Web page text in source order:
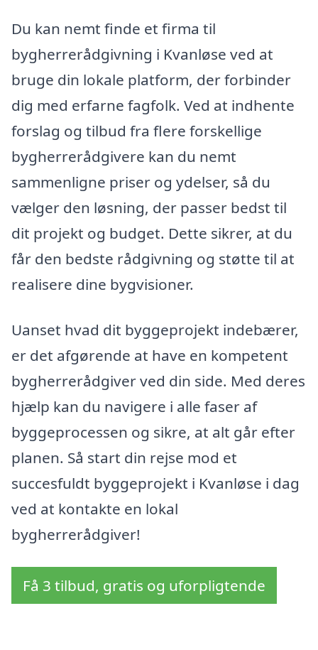
Du kan nemt finde et firma til
bygherrerådgivning i Kvanløse ved at
bruge din lokale platform, der forbinder
dig med erfarne fagfolk. Ved at indhente
forslag og tilbud fra flere forskellige
bygherrerådgivere kan du nemt
sammenligne priser og ydelser, så du
vælger den løsning, der passer bedst til
dit projekt og budget. Dette sikrer, at du
får den bedste rådgivning og støtte til at
realisere dine bygvisioner.
Uanset hvad dit byggeprojekt indebærer,
er det afgørende at have en kompetent
bygherrerådgiver ved din side. Med deres
hjælp kan du navigere i alle faser af
byggeprocessen og sikre, at alt går efter
planen. Så start din rejse mod et
succesfuldt byggeprojekt i Kvanløse i dag
ved at kontakte en lokal
bygherrerådgiver!
Få 3 tilbud, gratis og uforpligtende